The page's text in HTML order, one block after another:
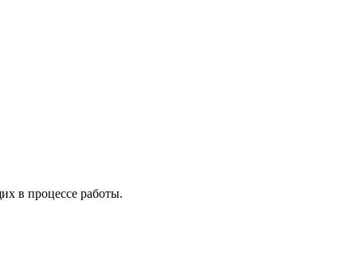
в процессе работы.